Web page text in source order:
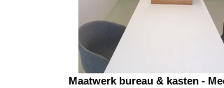
Maatwerk bureau & kasten -